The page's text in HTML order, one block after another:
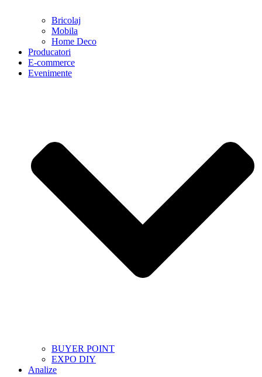
Bricolaj
Mobila
Home Deco
Producatori
E-commerce
Evenimente
BUYER POINT
EXPO DIY
Analize